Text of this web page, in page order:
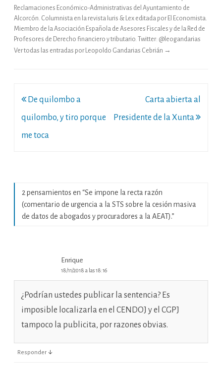
Reclamaciones Económico-Administrativas del Ayuntamiento de
Alcorcón. Columnista en la revista Iuris & Lex editada por El Economista.
Miembro de la Asociación Española de Asesores Fiscales y de la Red de
Profesores de Derecho financiero y tributario. Twitter: @leogandarias
Ver todas las entradas por Leopoldo Gandarias Cebrián →
Navegación
de
entradas
De quilombo a
quilombo, y tiro porque
me toca
Carta abierta al
Presidente de la Xunta
2 pensamientos en “Se impone la recta razón
(comentario de urgencia a la STS sobre la cesión masiva
de datos de abogados y procuradores a la AEAT).”
Enrique
18/11/2018 a las 18:16
¿Podrían ustedes publicar la sentencia? Es
imposible localizarla en el CENDOJ y el CGPJ
tampoco la publicita, por razones obvias.
Responder ↓